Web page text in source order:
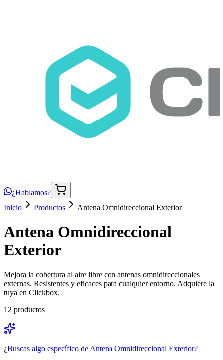
¿Hablamos?
Inicio
Productos Antena Omnidireccional Exterior
Antena Omnidireccional
Exterior
Mejora la cobertura al aire libre con antenas omnidireccionales
externas. Resistentes y eficaces para cualquier entorno. Adquiere la
tuya en Clickbox.
12 productos
¿Buscas algo específico de Antena Omnidireccional Exterior?